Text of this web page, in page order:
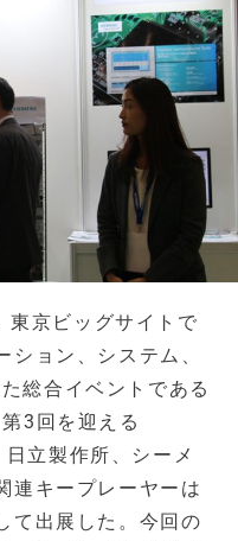
京ビッグサイトで
ョン、システム、
総合イベントである
3回を迎える
立製作所、シーメ
連キープレーヤーは
て出展した。今回の